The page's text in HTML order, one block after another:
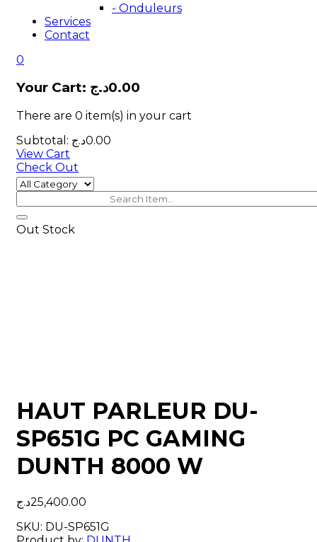
- Onduleurs
Services
Contact
0
Your Cart: 0.00د.ج
There are 0 item(s) in your cart
Subtotal:
0.00د.ج
View Cart
Check Out
Out Stock
HAUT PARLEUR DU-
SP651G PC GAMING
DUNTH 8000 W
25,400.00د.ج
SKU: DU-SP651G